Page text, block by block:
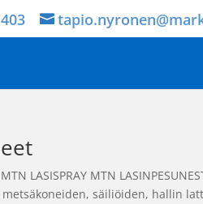
MTN LASISPRAY MTN
säiliöiden, hallin